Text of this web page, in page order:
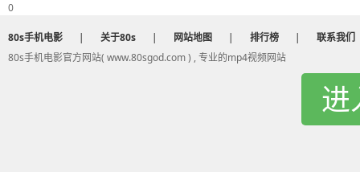
0
80s手机电影 | 关于80s | 网站地图 | 排行榜 |
联系我们
80s手机电影官方网站( www.80sgod.com ) , 专业的mp4视频网站
进